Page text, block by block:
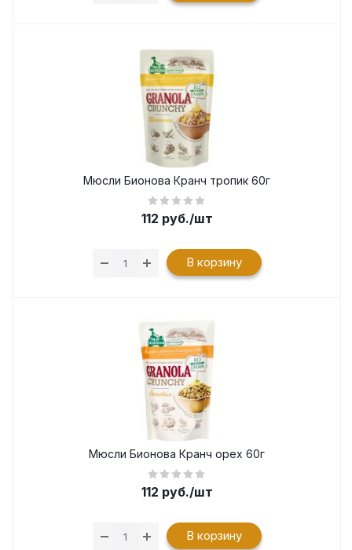
Мюсли Бионова Кранч тропик 60г
112 руб./шт
В корзину
Мюсли Бионова Кранч орех 60г
112 руб./шт
В корзину